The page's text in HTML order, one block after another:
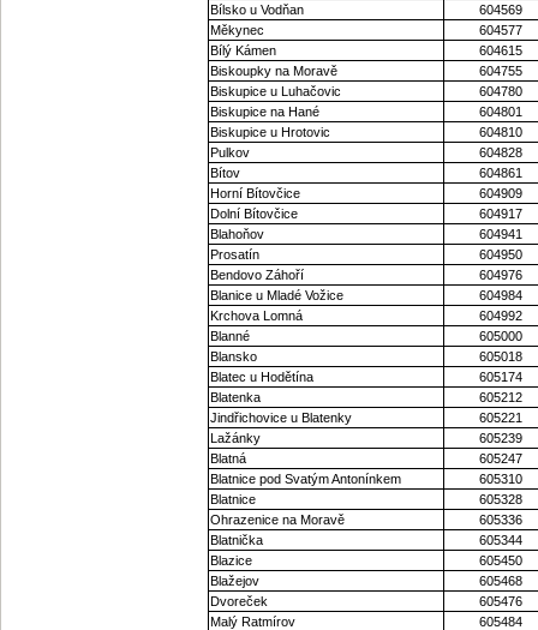
Bílsko u Vodňan
604569
Měkynec
604577
Bílý Kámen
604615
Biskoupky na Moravě
604755
Biskupice u Luhačovic
604780
Biskupice na Hané
604801
Biskupice u Hrotovic
604810
Pulkov
604828
Bítov
604861
Horní Bítovčice
604909
Dolní Bítovčice
604917
Blahoňov
604941
Prosatín
604950
Bendovo Záhoří
604976
Blanice u Mladé Vožice
604984
Krchova Lomná
604992
Blanné
605000
Blansko
605018
Blatec u Hodětína
605174
Blatenka
605212
Jindřichovice u Blatenky
605221
Lažánky
605239
Blatná
605247
Blatnice pod Svatým Antonínkem
605310
Blatnice
605328
Ohrazenice na Moravě
605336
Blatnička
605344
Blazice
605450
Blažejov
605468
Dvoreček
605476
Malý Ratmírov
605484